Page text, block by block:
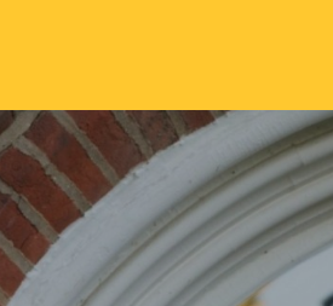
Active